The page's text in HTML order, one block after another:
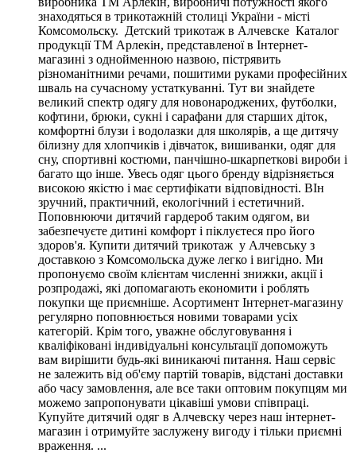
знаходяться в трикотажній столиці України - місті
Комсомольску. Детский трикотаж в Алчевске Каталог
продукції ТМ Арлекін, представленої в Інтернет-
магазині з однойменною назвою, пістрявить
різноманітними речами, пошитими руками професійних
шваль на сучасному устаткуванні. Тут ви знайдете
великий спектр одягу для новонароджених, футболки,
кофтини, брюки, сукні і сарафани для старших діток,
комфортні блузи і водолазки для школярів, а ще дитячу
білизну для хлопчиків і дівчаток, вишиванки, одяг для
сну, спортивні костюми, панчішно-шкарпеткові вироби і
багато що інше. Увесь одяг цього бренду відрізняється
високою якістю і має сертифікати відповідності. ВІн
зручний, практичний, екологічний і естетичний.
Поповнюючи дитячий гардероб таким одягом, ви
забезпечуєте дитині комфорт і піклуєтеся про його
здоров'я. Купити дитячий трикотаж у Алчевську з
доставкою з Комсомольска дуже легко і вигідно. Ми
пропонуємо своїм клієнтам численні знижки, акції і
розпродажі, які допомагають економити і роблять
покупки ще приємніше. Асортимент Інтернет-магазину
регулярно поповнюється новими товарами усіх
категорій. Крім того, уважне обслуговування і
кваліфіковані індивідуальні консультації допоможуть
вам вирішити будь-які виникаючі питання. Наш сервіс
не залежить від об'єму партій товарів, відстані доставки
або часу замовлення, але все таки оптовим покупцям ми
можемо запропонувати цікавіші умови співпраці.
Купуйте дитячий одяг в Алчевску через наш інтернет-
магазин і отримуйте заслужену вигоду і тільки приємні
враження. ...